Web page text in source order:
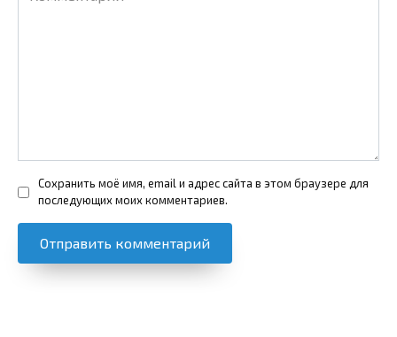
Сохранить моё имя, email и адрес сайта в этом браузере для
последующих моих комментариев.